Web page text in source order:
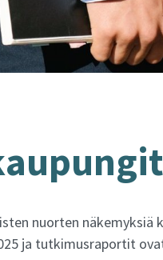
nuorten
ja tutkimusraportit